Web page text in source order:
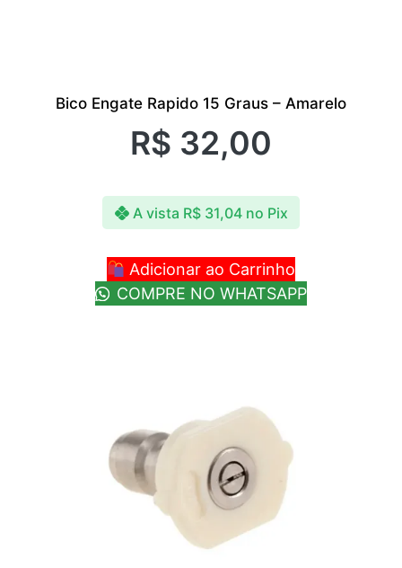
Bico Engate Rapido 15 Graus – Amarelo
R$ 32,00
A vista R$31,04 no Pix
Adicionar ao Carrinho
COMPRE NO WHATSAPP